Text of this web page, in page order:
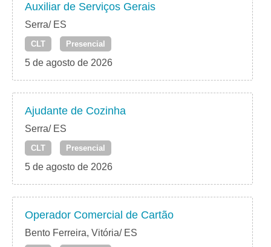
Auxiliar de Serviços Gerais
Serra/ ES
CLT Presencial
5 de agosto de 2026
Ajudante de Cozinha
Serra/ ES
CLT Presencial
5 de agosto de 2026
Operador Comercial de Cartão
Bento Ferreira, Vitória/ ES